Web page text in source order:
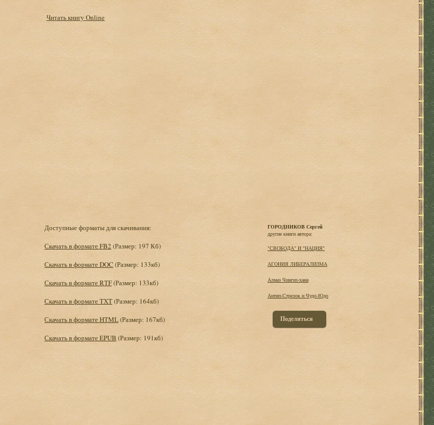
Читать книгу Online
Доступные форматы для скачивания:
Скачать в формате FB2 (Размер: 197 Кб)
Скачать в формате DOC (Размер: 133кб)
Скачать в формате RTF(Размер: 133кб)
Скачать в формате TXT(Размер: 164кб)
Скачать в формате HTML(Размер: 167кб)
Скачать в формате EPUB (Размер: 191кб)
ГОРОДНИКОВ Сергей
другие книги автора:
"СВОБОДА" И "НАЦИЯ"
АГОНИЯ ЛИБЕРАЛИЗМА
Алмаз Чингиз-хана
Антип-Стрелок и Чудо-Юдо
Поделиться